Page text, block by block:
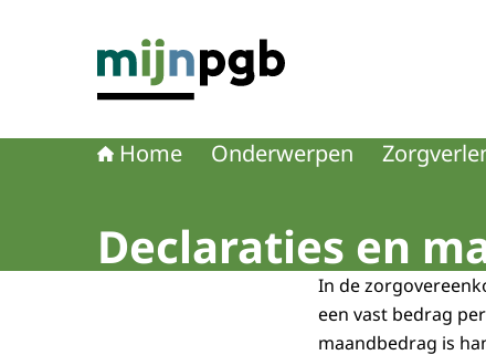
Home Onderwerpen
Declaraties en
In de
een vast bedrag
maandbedrag is